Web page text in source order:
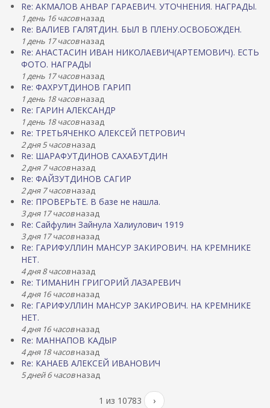
Re: АКМАЛОВ АНВАР ГАРАЕВИЧ. УТОЧНЕНИЯ. НАГРАДЫ.
1 день 16 часовназад
Re: ВАЛИЕВ ГАЛЯТДИН. БЫЛ В ПЛЕНУ.ОСВОБОЖДЕН.
1 день 17 часовназад
Re: АНАСТАСИН ИВАН НИКОЛАЕВИЧ(АРТЕМОВИЧ). ЕСТЬ
ФОТО. НАГРАДЫ
1 день 17 часовназад
Re: ФАХРУТДИНОВ ГАРИП
1 день 18 часовназад
Re: ГАРИН АЛЕКСАНДР
1 день 18 часовназад
Re: ТРЕТЬЯЧЕНКО АЛЕКСЕЙ ПЕТРОВИЧ
2 дня 5 часовназад
Re: ШАРАФУТДИНОВ САХАБУТДИН
2 дня 7 часовназад
Re: ФАЙЗУТДИНОВ САГИР
2 дня 7 часовназад
Re: ПРОВЕРЬТЕ. В базе не нашла.
3 дня 17 часовназад
Re: Сайфулин Зайнула Халиулович 1919
3 дня 17 часовназад
Re: ГАРИФУЛЛИН МАНСУР ЗАКИРОВИЧ. НА КРЕМНИКЕ
НЕТ.
4 дня 8 часовназад
Re: ТИМАНИН ГРИГОРИЙ ЛАЗАРЕВИЧ
4 дня 16 часовназад
Re: ГАРИФУЛЛИН МАНСУР ЗАКИРОВИЧ. НА КРЕМНИКЕ
НЕТ.
4 дня 16 часовназад
Re: МАННАПОВ КАДЫР
4 дня 18 часовназад
Re: КАНАЕВ АЛЕКСЕЙ ИВАНОВИЧ
5 дней 6 часовназад
1 из 10783 ›